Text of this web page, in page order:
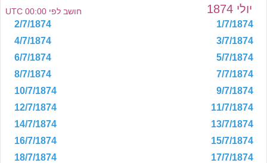
יולי 1874 חושב לפי 00:00 UTC
1/7/1874
2/7/1874
3/7/1874
4/7/1874
5/7/1874
6/7/1874
7/7/1874
8/7/1874
9/7/1874
10/7/1874
11/7/1874
12/7/1874
13/7/1874
14/7/1874
15/7/1874
16/7/1874
17/7/1874
18/7/1874